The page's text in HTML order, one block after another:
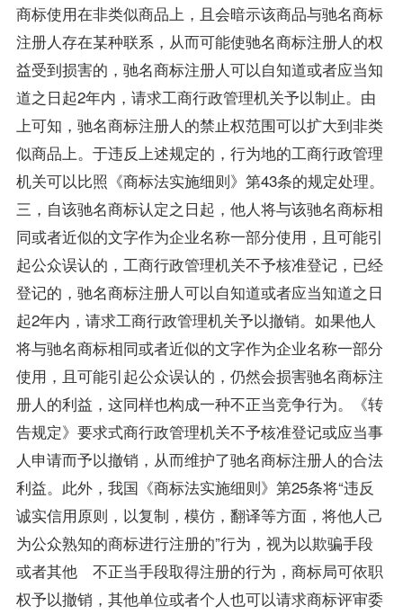
商标使用在非类似商品上，且会暗示该商品与驰名商标
注册人存在某种联系，从而可能使驰名商标注册人的权
益受到损害的，驰名商标注册人可以自知道或者应当知
道之日起2年内，请求工商行政管理机关予以制止。由
上可知，驰名商标注册人的禁止权范围可以扩大到非类
似商品上。于违反上述规定的，行为地的工商行政管理
机关可以比照《商标法实施细则》第43条的规定处理。
三，自该驰名商标认定之日起，他人将与该驰名商标相
同或者近似的文字作为企业名称一部分使用，且可能引
起公众误认的，工商行政管理机关不予核准登记，已经
登记的，驰名商标注册人可以自知道或者应当知道之日
起2年内，请求工商行政管理机关予以撤销。如果他人
将与驰名商标相同或者近似的文字作为企业名称一部分
使用，且可能引起公众误认的，仍然会损害驰名商标注
册人的利益，这同样也构成一种不正当竞争行为。《转
告规定》要求式商行政管理机关不予核准登记或应当事
人申请而予以撤销，从而维护了驰名商标注册人的合法
利益。此外，我国《商标法实施细则》第25条将“违反
诚实信用原则，以复制，模仿，翻译等方面，将他人己
为公众熟知的商标进行注册的”行为，视为以欺骗手段
或者其他 不正当手段取得注册的行为，商标局可依职
权予以撤销，其他单位或者个人也可以请求商标评审委